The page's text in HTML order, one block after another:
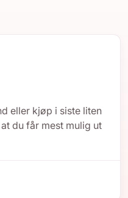
eller kjøp i siste liten
du får mest mulig ut